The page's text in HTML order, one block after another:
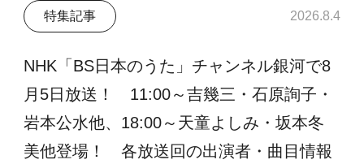
特集記事 2026.8.4
NHK「BS日本のうた」チャンネル銀河で8
月5日放送！ 11:00～吉幾三・石原詢子・
岩本公水他、18:00～天童よしみ・坂本冬
美他登場！ 各放送回の出演者・曲目情報